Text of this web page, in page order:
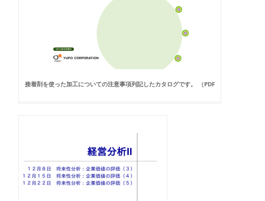
接着剤を使った加工についての注意事項列記したカタログです。 （PDF